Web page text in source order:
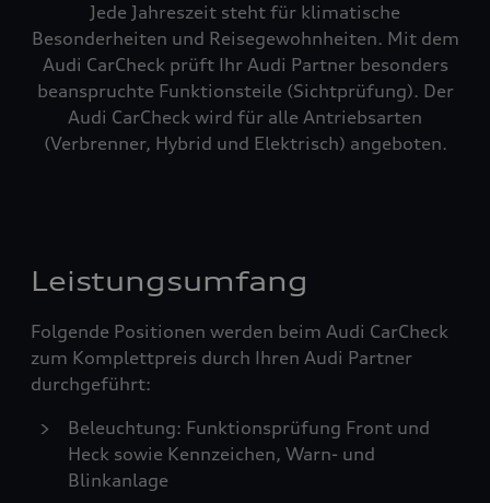
Jede Jahreszeit steht für klimatische
Besonderheiten und Reisegewohnheiten. Mit dem
Audi CarCheck prüft Ihr Audi Partner besonders
beanspruchte Funktionsteile (Sichtprüfung). Der
Audi CarCheck wird für alle Antriebsarten
(Verbrenner, Hybrid und Elektrisch) angeboten.
Leistungsumfang
Folgende Positionen werden beim Audi CarCheck
zum Komplettpreis durch Ihren Audi Partner
durchgeführt:
Beleuchtung: Funktionsprüfung Front und
Heck sowie Kennzeichen, Warn- und
Blinkanlage